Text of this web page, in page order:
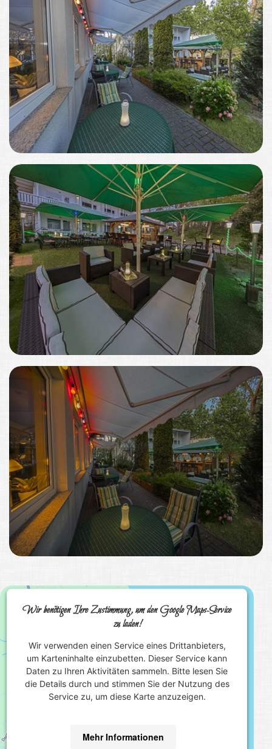
Wir benötigen Ihre Zustimmung, um den Google Maps-Service
zu laden!
Wir verwenden einen Service eines Drittanbieters,
um Karteninhalte einzubetten. Dieser Service kann
Daten zu Ihren Aktivitäten sammeln. Bitte lesen Sie
die Details durch und stimmen Sie der Nutzung des
Service zu, um diese Karte anzuzeigen.
Mehr Informationen